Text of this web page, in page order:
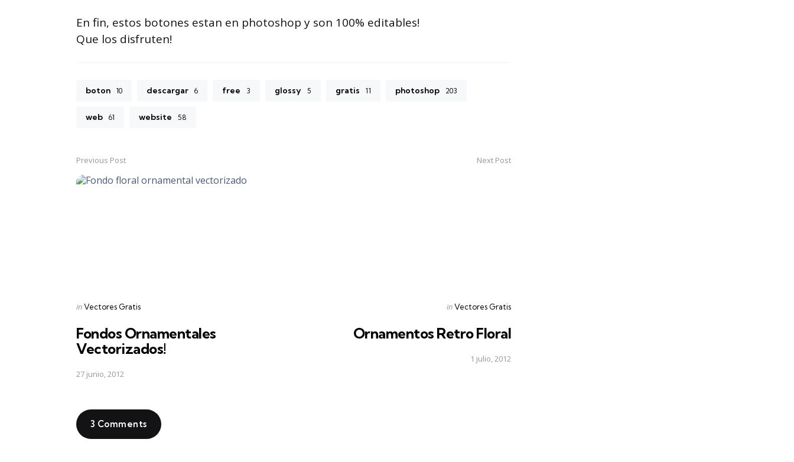
En fin, estos botones estan en photoshop y son 100% editables!
Que los disfruten!
boton 10 descargar 6 free 3 glossy 5 gratis 11 photoshop 203
web 61 website 58
Post
Previous Post
Posted
inVectores Gratis
Fondos Ornamentales
Vectorizados!
27 junio, 2012
Next Post
Posted
inVectores Gratis
Ornamentos Retro Floral
1 julio, 2012
3 Comments